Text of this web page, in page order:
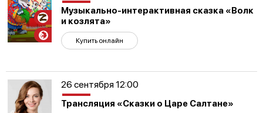
Участникам
СВО
Музыкально-интерактивная сказка «Волк
и козлята»
Купить онлайн
26 сентября 12:00
Трансляция «Сказки о Царе Салтане»